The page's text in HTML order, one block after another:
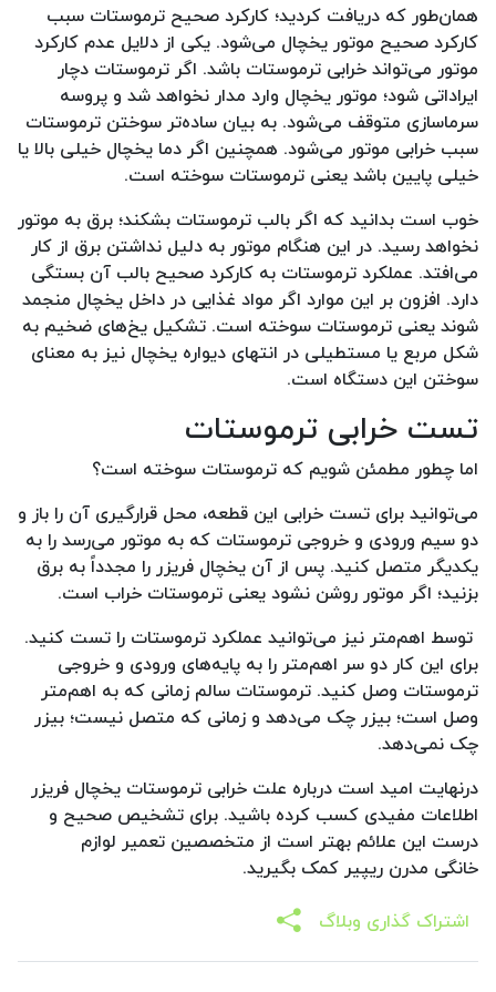
همان‌طور که دریافت کردید؛ کارکرد صحیح ترموستات سبب
کارکرد صحیح موتور یخچال می‌شود‌. یکی از دلایل عدم کارکرد
موتور می‌تواند خرابی ترموستات باشد. اگر ترموستات دچار
ایراداتی شود؛ موتور یخچال وارد مدار نخواهد شد و پروسه
سرماسازی متوقف می‌شود. به بیان ساده‌تر سوختن ترموستات
سبب خرابی موتور می‌شود‌. همچنین اگر دما یخچال خیلی بالا یا
خیلی پایین باشد یعنی ترموستات سوخته است.
خوب است بدانید که اگر بالب ترموستات بشکند؛ برق به موتور
نخواهد رسید. در این هنگام موتور به دلیل نداشتن برق از کار
می‌افتد. عملکرد ترموستات به کارکرد صحیح بالب آن بستگی
دارد. افزون بر این موارد اگر مواد غذایی در داخل یخچال منجمد
شوند یعنی ترموستات سوخته است‌. تشکیل یخ‌های ضخیم به
شکل مربع یا مستطیلی در انتهای دیواره یخچال نیز به معنای
سوختن این دستگاه است.
تست خرابی ترموستات
اما چطور مطمئن شویم که ترموستات سوخته است؟
می‌توانید برای تست خرابی این قطعه، محل قرارگیری آن را باز و
دو سیم ورودی و خروجی ترموستات که به موتور می‌رسد را به
یکدیگر متصل کنید. پس از آن یخچال فریزر را مجدداً به برق
بزنید؛ اگر موتور روشن نشود یعنی ترموستات خراب است.
توسط اهم‌متر نیز می‌توانید عملکرد ترموستات را تست کنید.
برای این کار دو سر اهم‌متر را به پایه‌های ورودی و خروجی
ترموستات وصل کنید. ترموستات سالم زمانی که به اهم‌متر
وصل است؛ بیزر چک می‌دهد و زمانی که متصل نیست؛ بیزر
چک نمی‌دهد.
درنهایت امید است درباره علت خرابی ترموستات یخچال فریزر
اطلاعات مفیدی کسب کرده باشید. برای تشخیص صحیح و
درست این علائم بهتر است از متخصصین تعمیر لوازم
خانگی مدرن ریپیر کمک بگیرید.
اشتراک گذاری وبلاگ